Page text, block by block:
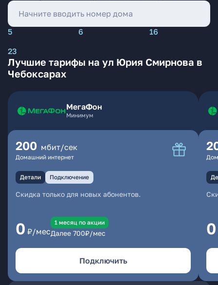
5 6
16
23
Лучшие тарифы на ул Юрия Смирнова в
Чебоксарах
МегаФон
Минимум
200 мбит/сек
Домашний интернет
Детали Подключение
Скидка только для новых абонентов.
0 ₽/мес
1 месяц по акции
Далее 700₽/мес
Подключить
0